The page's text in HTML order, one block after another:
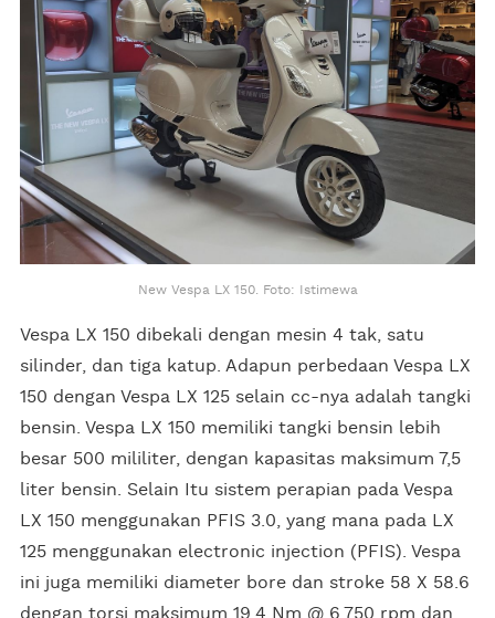
New Vespa LX 150. Foto: Istimewa
Vespa LX 150 dibekali dengan mesin 4 tak, satu
silinder, dan tiga katup. Adapun perbedaan Vespa LX
150 dengan Vespa LX 125 selain cc-nya adalah tangki
bensin. Vespa LX 150 memiliki tangki bensin lebih
besar 500 mililiter, dengan kapasitas maksimum 7,5
liter bensin. Selain Itu sistem perapian pada Vespa
LX 150 menggunakan PFIS 3.0, yang mana pada LX
125 menggunakan electronic injection (PFIS). Vespa
ini juga memiliki diameter bore dan stroke 58 X 58.6
dengan torsi maksimum 19.4 Nm @ 6.750 rpm dan